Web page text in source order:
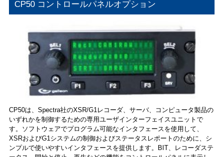
CP50 コントロールパネルオプション
CP50は、Spectra社のXSR/G1レコーダ、サーバ、コンピュータ製品の
いずれかを制御するための専用ユーザインターフェイスユニットで
す。ソフトウェアでプログラム可能なインタフェースを使用して、
XSRおよびG1システムの制御およびステータスレポートのために、シ
ンプルで使いやすいインタフェースを提供します。BIT、レコーダステ